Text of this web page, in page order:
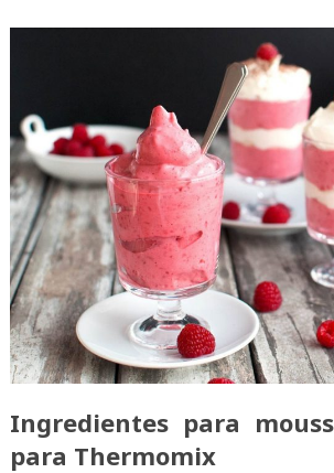
Ingredientes para
para Thermomix